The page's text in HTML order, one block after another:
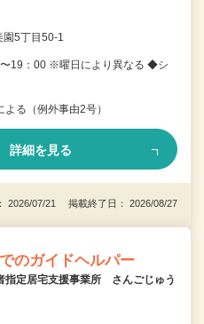
園5丁目50-1
19：00 ※曜日により異なる ◆シ
る（例外事由2号）
詳細を見る
2026/07/21 掲載終了日： 2026/08/27
のガイドヘルパー
定居宅支援事業所 さんごじゅう